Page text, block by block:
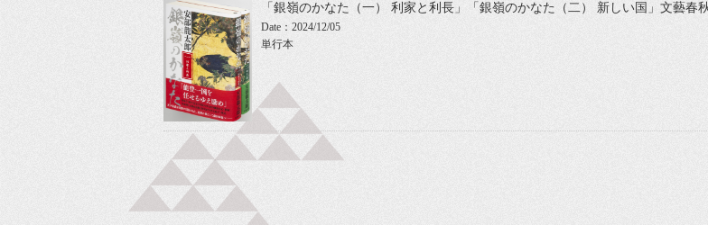
「銀嶺のかなた（一） 利家と利長」「銀嶺のかなた（二） 新しい国」文藝春
Date：2024/12/05
単行本